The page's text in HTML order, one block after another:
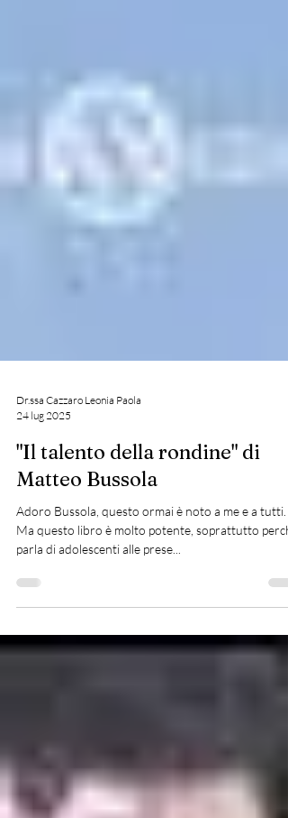
24 lug 2025
"Il talento della rondine" di
Matteo Bussola
Adoro Bussola, questo ormai è noto a me e a tutti.
parla di adolescenti alle prese...